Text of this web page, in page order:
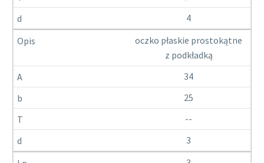
4
oczko płaskie prostokątne
z podkładką
34
25
--
3